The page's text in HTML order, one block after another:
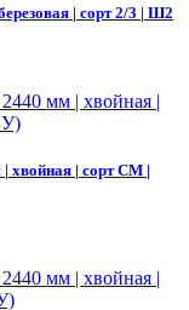
| сорт 2/3 | Ш2
хвойная | сорт СМ |